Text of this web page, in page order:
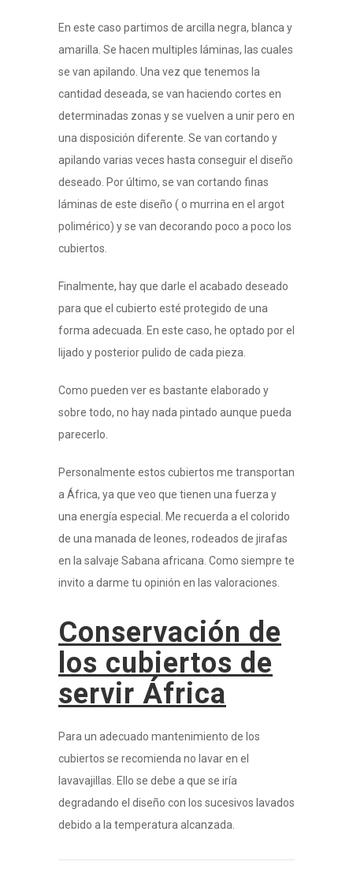
En este caso partimos de arcilla negra, blanca y
amarilla. Se hacen multiples láminas, las cuales
se van apilando. Una vez que tenemos la
cantidad deseada, se van haciendo cortes en
determinadas zonas y se vuelven a unir pero en
una disposición diferente. Se van cortando y
apilando varias veces hasta conseguir el diseño
deseado. Por último, se van cortando finas
láminas de este diseño ( o murrina en el argot
polimérico) y se van decorando poco a poco los
cubiertos.
Finalmente, hay que darle el acabado deseado
para que el cubierto esté protegido de una
forma adecuada. En este caso, he optado por el
lijado y posterior pulido de cada pieza.
Como pueden ver es bastante elaborado y
sobre todo, no hay nada pintado aunque pueda
parecerlo.
Personalmente estos cubiertos me transportan
a África, ya que veo que tienen una fuerza y
una energía especial. Me recuerda a el colorido
de una manada de leones, rodeados de jirafas
en la salvaje Sabana africana. Como siempre te
invito a darme tu opinión en las valoraciones.
Conservación de
los cubiertos de
servir África
Para un adecuado mantenimiento de los
cubiertos se recomienda no lavar en el
lavavajillas. Ello se debe a que se iría
degradando el diseño con los sucesivos lavados
debido a la temperatura alcanzada.